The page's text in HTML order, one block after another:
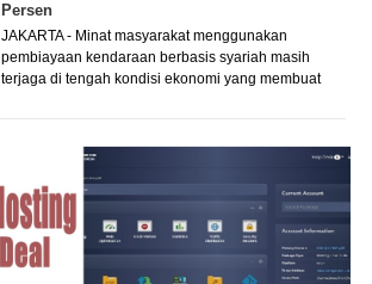
Persen
JAKARTA - Minat masyarakat menggunakan
pembiayaan kendaraan berbasis syariah masih
terjaga di tengah kondisi ekonomi yang membuat